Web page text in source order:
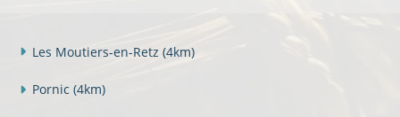
Les Moutiers-en-Retz (4km)
Pornic (4km)